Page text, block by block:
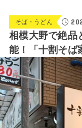
そば・うどん
相模大野で絶品
能！「十割そば